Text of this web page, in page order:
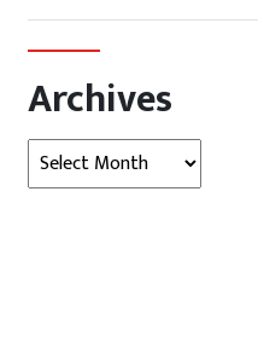
Archives
Archives